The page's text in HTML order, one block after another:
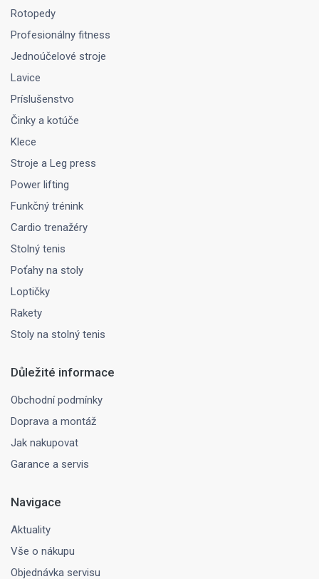
Rotopedy
Profesionálny fitness
Jednoúčelové stroje
Lavice
Príslušenstvo
Činky a kotúče
Klece
Stroje a Leg press
Power lifting
Funkčný trénink
Cardio trenažéry
Stolný tenis
Poťahy na stoly
Loptičky
Rakety
Stoly na stolný tenis
Důležité informace
Obchodní podmínky
Doprava a montáž
Jak nakupovat
Garance a servis
Navigace
Aktuality
Vše o nákupu
Objednávka servisu